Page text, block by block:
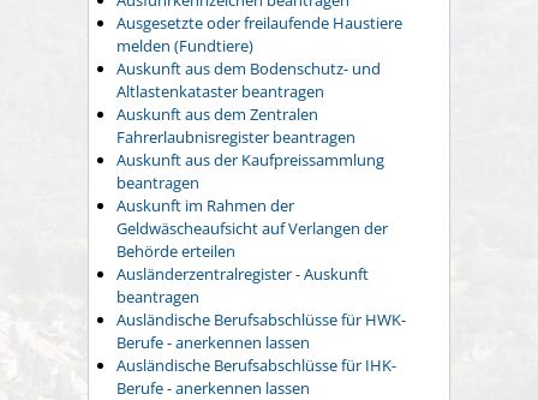
Ausgesetzte oder freilaufende Haustiere
melden (Fundtiere)
Auskunft aus dem Bodenschutz- und
Altlastenkataster beantragen
Auskunft aus dem Zentralen
Fahrerlaubnisregister beantragen
Auskunft aus der Kaufpreissammlung
beantragen
Auskunft im Rahmen der
Geldwäscheaufsicht auf Verlangen der
Behörde erteilen
Ausländerzentralregister - Auskunft
beantragen
Ausländische Berufsabschlüsse für HWK-
Berufe - anerkennen lassen
Ausländische Berufsabschlüsse für IHK-
Berufe - anerkennen lassen